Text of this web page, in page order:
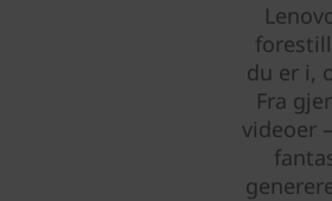
du er i,
Fra
videoer